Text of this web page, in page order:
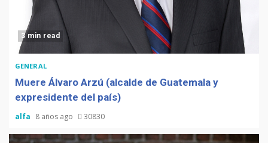
3 min read
GENERAL
Muere Álvaro Arzú (alcalde de Guatemala y
expresidente del país)
alfa 8 años ago 30830